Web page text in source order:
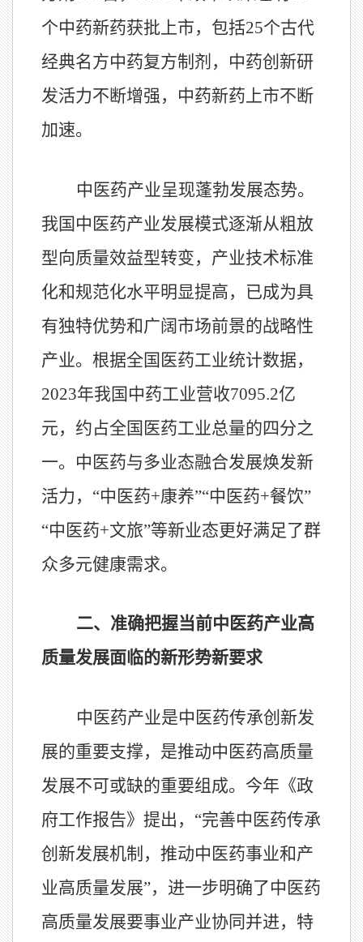
个中药新药获批上市，包括25个古代
经典名方中药复方制剂，中药创新研
发活力不断增强，中药新药上市不断
加速。
中医药产业呈现蓬勃发展态势。
我国中医药产业发展模式逐渐从粗放
型向质量效益型转变，产业技术标准
化和规范化水平明显提高，已成为具
有独特优势和广阔市场前景的战略性
产业。根据全国医药工业统计数据，
2023年我国中药工业营收7095.2亿
元，约占全国医药工业总量的四分之
一。中医药与多业态融合发展焕发新
活力，“中医药+康养”“中医药+餐饮”
“中医药+文旅”等新业态更好满足了群
众多元健康需求。
二、准确把握当前中医药产业高
质量发展面临的新形势新要求
中医药产业是中医药传承创新发
展的重要支撑，是推动中医药高质量
发展不可或缺的重要组成。今年《政
府工作报告》提出，“完善中医药传承
创新发展机制，推动中医药事业和产
业高质量发展”，进一步明确了中医药
高质量发展要事业产业协同并进，特